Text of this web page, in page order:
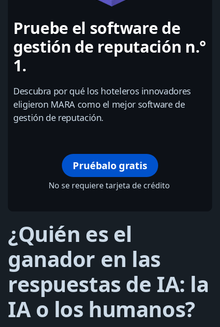
Pruebe el software de
gestión de reputación n.°
1.
Descubra por qué los hoteleros innovadores
eligieron MARA como el mejor software de
gestión de reputación.
Pruébalo gratis
No se requiere tarjeta de crédito
¿Quién es el
ganador en las
respuestas de IA: la
IA o los humanos?